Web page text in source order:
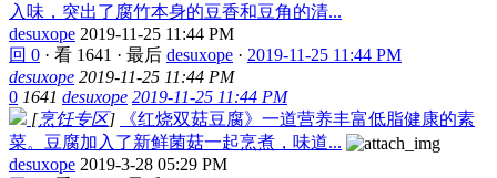
入味，突出了腐竹本身的豆香和豆角的清...
desuxope 2019-11-25 11:44 PM
回 0 · 看 1641 · 最后 desuxope · 2019-11-25 11:44 PM
desuxope 2019-11-25 11:44 PM
0 1641 desuxope 2019-11-25 11:44 PM
[烹饪专区]
《红烧双菇豆腐》一道营养丰富低脂健康的素
菜。豆腐加入了新鲜菌菇一起烹煮，味道...
desuxope 2019-3-28 05:29 PM